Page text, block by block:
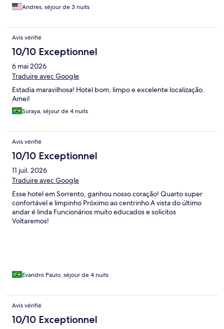
Andres, séjour de 3 nuits
Avis vérifié
10/10 Exceptionnel
6 mai 2026
Traduire avec Google
Estadia maravilhosa! Hotel bom, limpo e excelente localização.
Amei!
Soraya, séjour de 4 nuits
Avis vérifié
10/10 Exceptionnel
11 juil. 2026
Traduire avec Google
Esse hotel em Sorrento, ganhou nosso coração! Quarto super
confortável e limpinho Próximo ao centrinho A vista do último
andar é linda Funcionários muito educados e solicitos
Voltaremos!
Evandro Paulo, séjour de 4 nuits
Avis vérifié
10/10 Exceptionnel